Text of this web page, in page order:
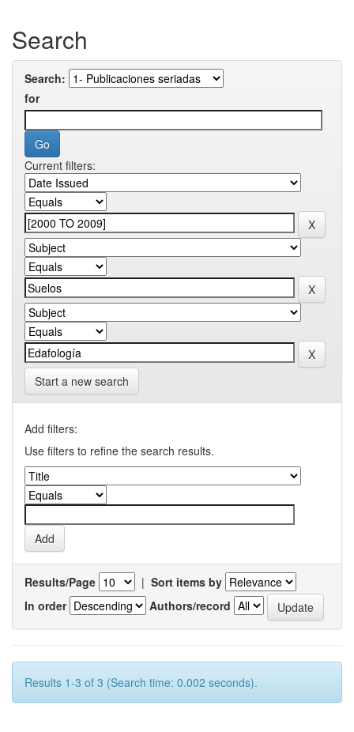
Search
Search:
for
Current filters:
Start a new search
Add filters:
Use filters to refine the search results.
Results/Page | Sort items by
In order
Authors/record
Results 1-3 of 3 (Search time: 0.002 seconds).